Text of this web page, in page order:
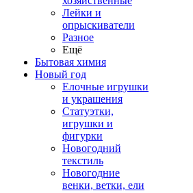
Лейки и
опрыскиватели
Разное
Ещё
Бытовая химия
Новый год
Елочные игрушки
и украшения
Статуэтки,
игрушки и
фигурки
Новогодний
текстиль
Новогодние
венки, ветки, ели